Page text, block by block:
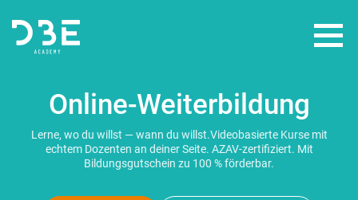
WEITERBILDUNGEN
FÖRDERUNGEN
Online-Weiterbildung
Lerne, wo du willst — wann du willst.Videobasierte Kurse mit
echtem Dozenten an deiner Seite. AZAV-zertifiziert. Mit
Bildungsgutschein zu 100 % förderbar.